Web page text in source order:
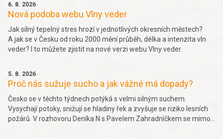
6. 8. 2026
Nová podoba webu Vlny veder
Jak silný tepelný stres hrozí v jednotlivých okresních městech?
A jak se v Česku od roku 2000 mění průběh, délka a intenzita vln
veder? I to můžete zjistit na nové verzi webu Vlny veder.
5. 8. 2026
Proč nás sužuje sucho a jak vážné má dopady?
Česko se v těchto týdnech potýká s velmi silným suchem.
Vysychají potoky, snižují se hladiny řek a zvyšuje se riziko lesních
požárů. V rozhovoru Deníka N s Pavelem Zahradníčkem se mimo